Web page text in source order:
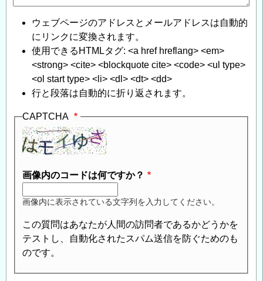
ウェブページのアドレスとメールアドレスは自動的
にリンクに変換されます。
使用できるHTMLタグ: <a href hreflang> <em>
<strong> <cite> <blockquote cite> <code> <ul type>
<ol start type> <li> <dl> <dt> <dd>
行と段落は自動的に折り返されます。
CAPTCHA
画像内のコードは何ですか？
画像内に表示されている文字列を入力してください。
この質問はあなたが人間の訪問者であるかどうかを
テストし、自動化されたスパム送信を防ぐためのも
のです。